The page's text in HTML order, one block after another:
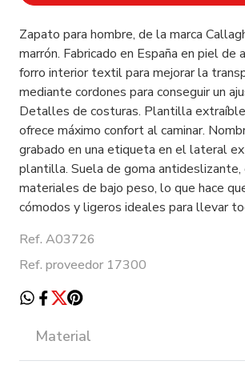
Zapato para hombre, de la marca
marrón. Fabricado en España en piel de
forro interior textil para mejorar la
mediante cordones para conseguir un
Detalles de costuras. Plantilla extraíble
ofrece máximo confort al caminar.
grabado en una etiqueta en el lateral
plantilla. Suela de goma antideslizante,
materiales de bajo peso, lo que hace
cómodos y ligeros ideales para llevar
Ref. A03726
Ref. proveedor 17300
Material